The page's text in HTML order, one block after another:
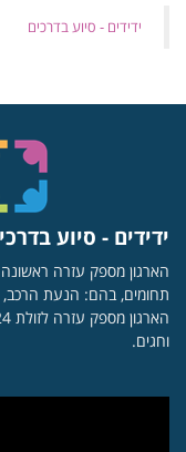
‏ידידים - סיוע בדרכים
ידידים - סיוע
הארגון מספק עזרה
תחומים, בהם: הנעת הרכב,
וחגים.